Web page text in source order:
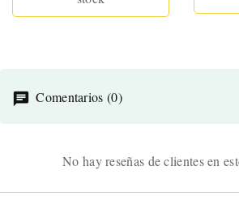
Comentarios (0)
No hay reseñas de clientes en